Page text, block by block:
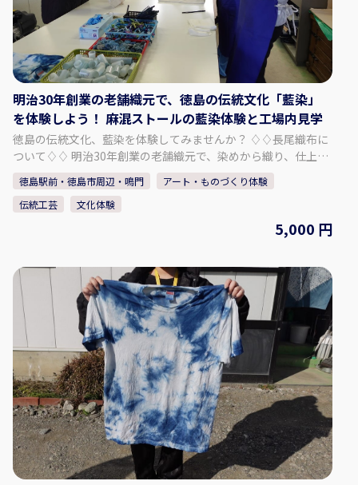
明治30年創業の老舗織元で、徳島の伝統文化「藍染」
を体験しよう！ 麻混ストールの藍染体験と工場内見学
徳島の伝統文化、藍染を体験してみませんか？ ♢♢長尾織布に
ついて♢♢ 明治30年創業の老舗織元で、染めから織り、仕上げ
まで全工程を一貫作業で手掛けております。 主力商品である
「阿波しじら織」という生地の製造に加え、藍染商品も取り扱
っております。 中でも天然の阿波藍染め染料で染めたしじら織
は「阿波正藍しじら織」と称され、伝統的工芸品に指定されて
だけの麻混ストールを染め上げる事ができます。 ぜひ、体験・
見学にお越し下さい。 - - - - - - - - - - - プラン内容 - - - - - - - - -
- - - - - 麻混ストール（1枚）の藍染体験 ・通気性の良い、夏
や普段使いにぴったりの生地です。 ・真っ白なストールを染
めることができます。 ・思い通りの模様や色の濃さに仕上が
るよう、スタッフが丁寧にレクチャーいたします。 ・出来上
がった作品は、当日お持ち帰りいただけます。 「阿波じしら
織」工場内見学 ・伝統工芸品「阿波しじら織」の工場内をご
案内いたします。 ・歴史ある木造建築や鋸屋根の見学、今で
は珍しい手織機の体験をすることができます。 【集合場所】 長
尾織布 〒779-3121 徳島県徳島市国府町和田189
徳島駅前・徳島市周辺・鳴門
アート・ものづくり体験
伝統工芸
文化体験
5,000 円